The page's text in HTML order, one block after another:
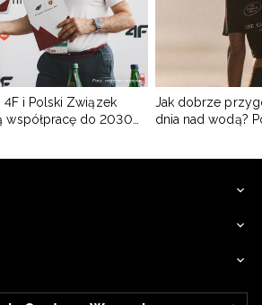
4F i Polski Związek
współpracę do 2030
Jak dobrze
dnia nad wodą?